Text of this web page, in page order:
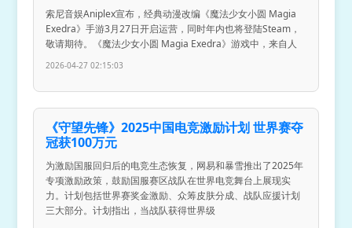
索尼音娱Aniplex宣布，经典动漫改编《魔法少女小圆 Magia
Exedra》手游3月27日开启运营，同时年内也将登陆Steam，
敬请期待。《魔法少女小圆 Magia Exedra》游戏中，来自人
2026-04-27 02:15:03
《守望先锋》2025中国电竞激励计划 世界赛夺
冠获100万元
为激励国服回归后的电竞生态恢复，网易和暴雪推出了2025年
专项激励政策，鼓励国服赛区战队在世界电竞舞台上展现实
力。计划包括世界赛奖金激励、众筹皮肤分成、战队应援计划
三大部分。计划指出，当战队获得世界级